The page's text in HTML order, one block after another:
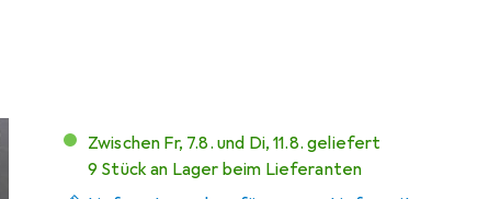
Zwischen Fr, 7.8. und Di, 11.8. geliefert
9 Stück an Lager beim Lieferanten